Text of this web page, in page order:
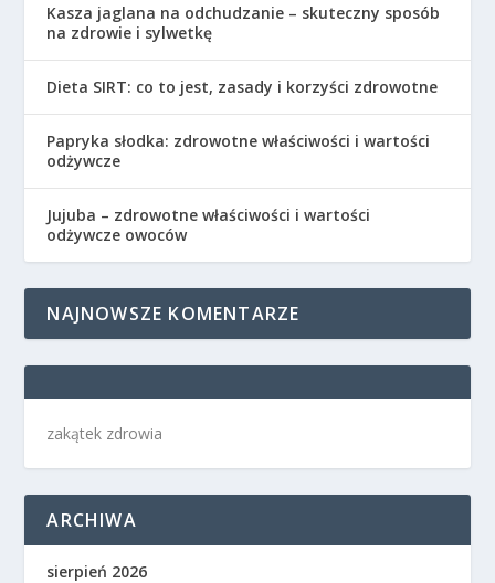
Kasza jaglana na odchudzanie – skuteczny sposób
na zdrowie i sylwetkę
Dieta SIRT: co to jest, zasady i korzyści zdrowotne
Papryka słodka: zdrowotne właściwości i wartości
odżywcze
Jujuba – zdrowotne właściwości i wartości
odżywcze owoców
NAJNOWSZE KOMENTARZE
zakątek zdrowia
ARCHIWA
sierpień 2026